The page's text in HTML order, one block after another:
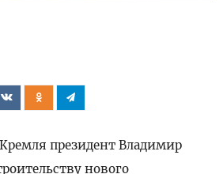
президент Владимир
нового